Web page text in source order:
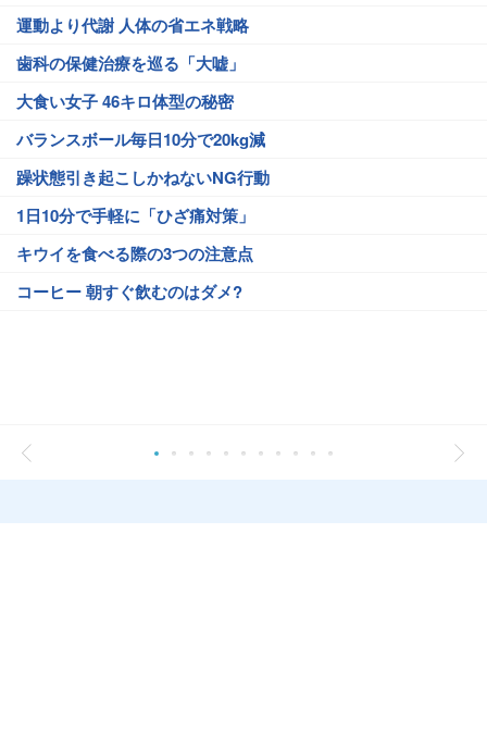
運動より代謝 人体の省エネ戦略
歯科の保健治療を巡る「大嘘」
大食い女子 46キロ体型の秘密
バランスボール毎日10分で20kg減
躁状態引き起こしかねないNG行動
1日10分で手軽に「ひざ痛対策」
キウイを食べる際の3つの注意点
コーヒー 朝すぐ飲むのはダメ?